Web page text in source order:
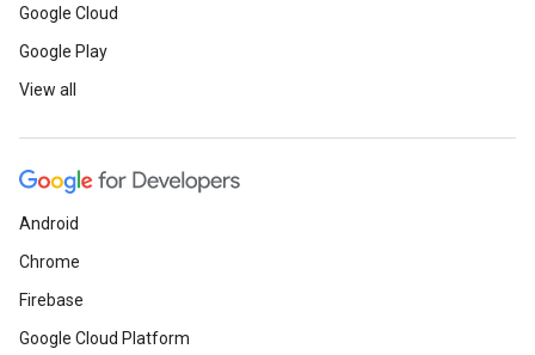
Google Cloud
Google Play
View all
Android
Chrome
Firebase
Google Cloud Platform